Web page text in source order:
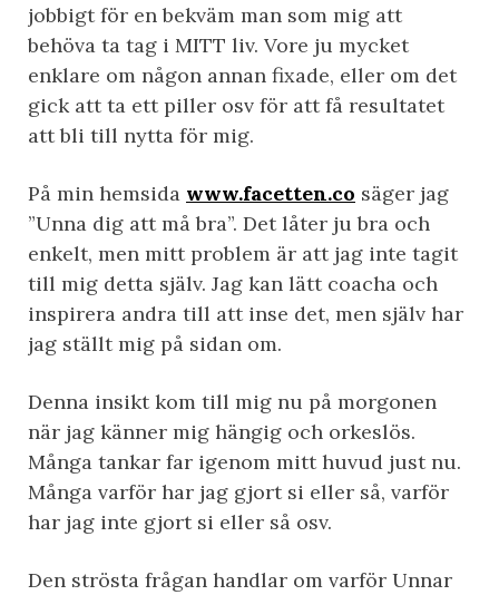
jobbigt för en bekväm man som mig att
behöva ta tag i MITT liv. Vore ju mycket
enklare om någon annan fixade, eller om det
gick att ta ett piller osv för att få resultatet
att bli till nytta för mig.
På min hemsida www.facetten.co säger jag
”Unna dig att må bra”. Det låter ju bra och
enkelt, men mitt problem är att jag inte tagit
till mig detta själv. Jag kan lätt coacha och
inspirera andra till att inse det, men själv har
jag ställt mig på sidan om.
Denna insikt kom till mig nu på morgonen
när jag känner mig hängig och orkeslös.
Många tankar far igenom mitt huvud just nu.
Många varför har jag gjort si eller så, varför
har jag inte gjort si eller så osv.
Den strösta frågan handlar om varför Unnar